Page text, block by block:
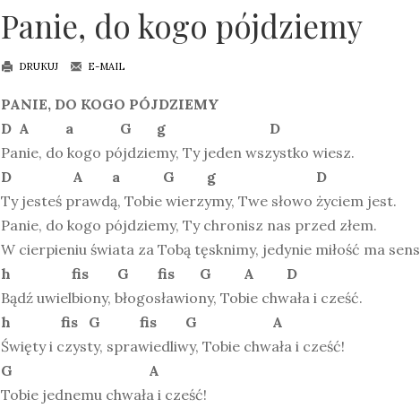
Panie, do kogo pójdziemy
DRUKUJ E-MAIL
PANIE, DO KOGO PÓJDZIEMY
D A a G g D
Panie, do kogo pójdziemy, Ty jeden wszystko wiesz.
D A a G g D
Ty jesteś prawdą, Tobie wierzymy, Twe słowo życiem jest.
Panie, do kogo pójdziemy, Ty chronisz nas przed złem.
W cierpieniu świata za Tobą tęsknimy, jedynie miłość ma sens
h fis G fis G A D
Bądź uwielbiony, błogosławiony, Tobie chwała i cześć.
h fis G fis G A
Święty i czysty, sprawiedliwy, Tobie chwała i cześć!
G A
Tobie jednemu chwała i cześć!